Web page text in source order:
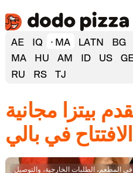
AE IQ MA LATN BG
MA
HU AM ID US
RU
RS TJ
بيتزا مجانية